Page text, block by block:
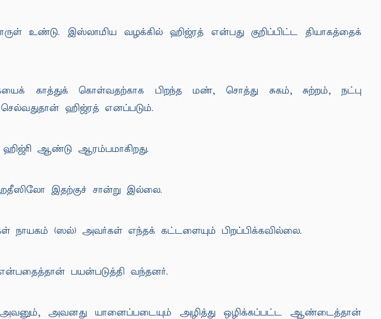
உண்டு. இஸ்லாமிய வழக்கில் ஹிஜ்ரத் என்பது குறிப்பிட்ட தியாகத்தைக்
காத்துக் கொள்வதற்காக பிறந்த மண், சொத்து சுகம், சுற்றம், நட்பு
ஹிஜ்ரத் எனப்படும்.
ஆண்டு ஆரம்பமாகிறது.
இதற்குச் சான்று இல்லை.
(ஸல்) அவர்கள் எந்தக் கட்டளையும் பிறப்பிக்கவில்லை.
பயன்படுத்தி வந்தனர்.
அவனது யானைப்படையும் அழித்து ஒழிக்கப்பட்ட ஆண்டைத்தான்